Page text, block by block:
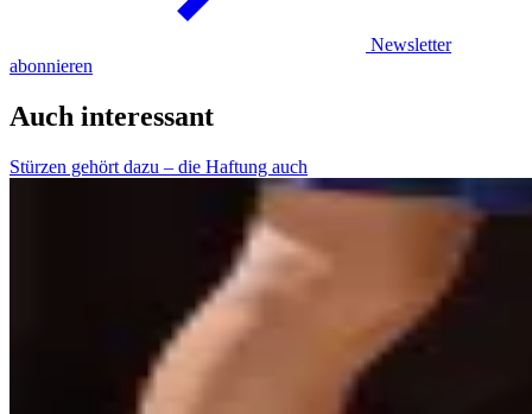
Newsletter
abonnieren
Auch interessant
Stürzen gehört dazu – die Haftung auch